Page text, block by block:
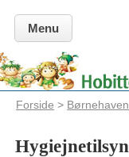
Menu
Forside > Børnehaven
Hygiejnetilsyn